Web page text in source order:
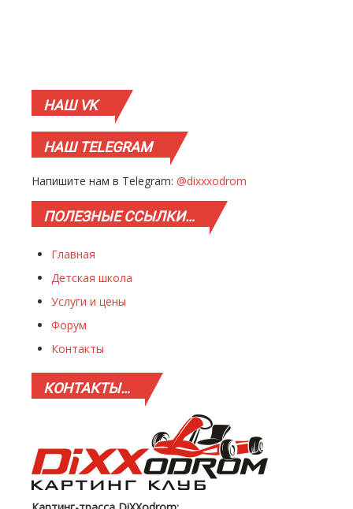
НАШVK
НАШTELEGRAM
Напишите нам в Telegram: @dixxxodrom
ПОЛЕЗНЫЕССЫЛКИ…
Главная
Детская школа
Услуги и цены
Форум
Контакты
КОНТАКТЫ…